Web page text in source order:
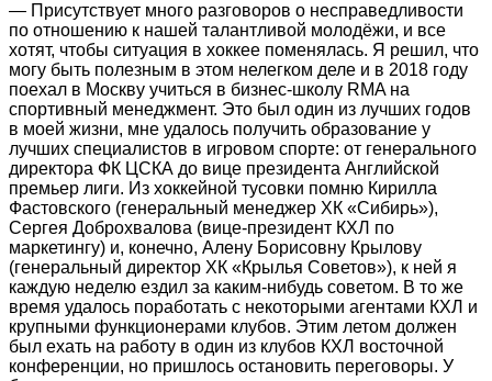
— Присутствует много разговоров о несправедливости
по отношению к нашей талантливой молодёжи, и все
хотят, чтобы ситуация в хоккее поменялась. Я решил, что
могу быть полезным в этом нелегком деле и в 2018 году
поехал в Москву учиться в бизнес-школу RMA на
спортивный менеджмент. Это был один из лучших годов
в моей жизни, мне удалось получить образование у
лучших специалистов в игровом спорте: от генерального
директора ФК ЦСКА до вице президента Английской
премьер лиги. Из хоккейной тусовки помню Кирилла
Фастовского (генеральный менеджер ХК «Сибирь»),
Сергея Доброхвалова (вице-президент КХЛ по
маркетингу) и, конечно, Алену Борисовну Крылову
(генеральный директор ХК «Крылья Советов»), к ней я
каждую неделю ездил за каким-нибудь советом. В то же
время удалось поработать с некоторыми агентами КХЛ и
крупными функционерами клубов. Этим летом должен
был ехать на работу в один из клубов КХЛ восточной
конференции, но пришлось остановить переговоры. У